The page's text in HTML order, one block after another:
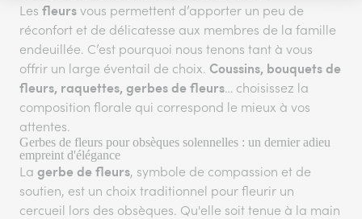
Les fleurs vous permettent d’apporter un peu de
réconfort et de délicatesse aux membres de la famille
endeuillée. C’est pourquoi nous tenons tant à vous
offrir un large éventail de choix. Coussins, bouquets de
fleurs, raquettes, gerbes de fleurs… choisissez la
composition florale qui correspond le mieux à vos
attentes.
Gerbes de fleurs pour obsèques solennelles : un dernier adieu
empreint d'élégance
La gerbe de fleurs, symbole de compassion et de
soutien, est un choix traditionnel pour fleurir un
cercueil lors des obsèques. Qu'elle soit tenue à la main